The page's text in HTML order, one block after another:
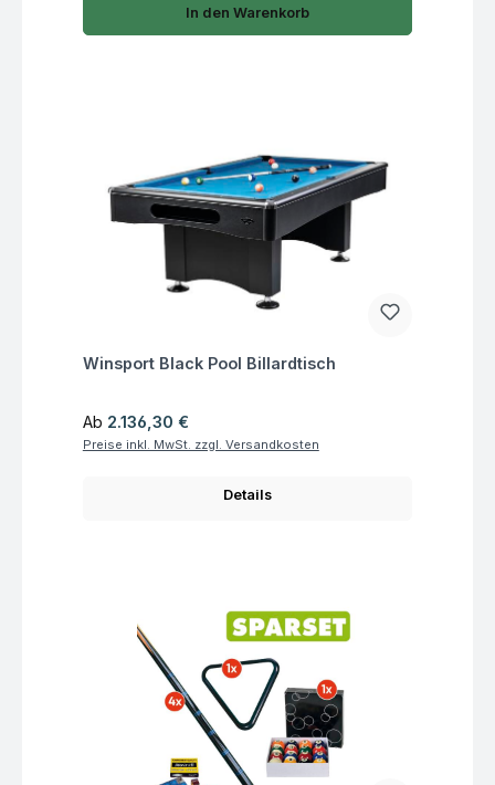
In den Warenkorb
Fragen zum Artikel
Winsport Black Pool Billardtisch
Regulärer Preis:
Ab 2.136,30 €
Preise inkl. MwSt. zzgl. Versandkosten
Details